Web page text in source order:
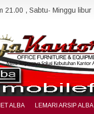
21.00 , Sabtu- Minggu libur
ALBA LEMARI ARSIP ALBA